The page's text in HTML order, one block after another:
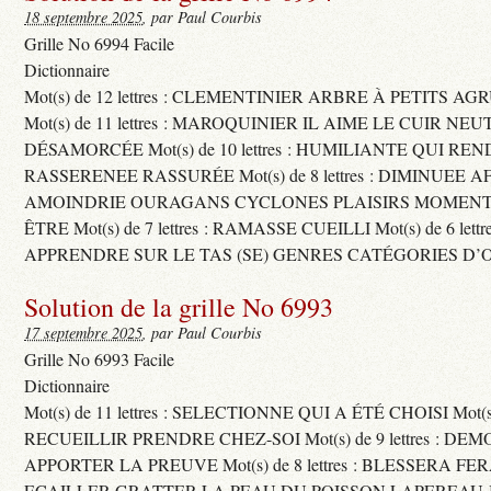
18 septembre 2025, par Paul Courbis
Grille No 6994 Facile
Dictionnaire
Mot(s) de 12 lettres : CLEMENTINIER ARBRE À PETITS
Mot(s) de 11 lettres : MAROQUINIER IL AIME LE CUIR
DÉSAMORCÉE Mot(s) de 10 lettres : HUMILIANTE QUI
RASSERENEE RASSURÉE Mot(s) de 8 lettres : DIMINUEE
AMOINDRIE OURAGANS CYCLONES PLAISIRS
ÊTRE Mot(s) de 7 lettres : RAMASSE CUEILLI Mot(s) de 6
APPRENDRE SUR LE TAS (SE) GENRES CATÉGORIES
Solution de la grille No 6993
17 septembre 2025, par Paul Courbis
Grille No 6993 Facile
Dictionnaire
Mot(s) de 11 lettres : SELECTIONNE QUI A ÉTÉ CHOISI
RECUEILLIR PRENDRE CHEZ-SOI Mot(s) de 9 lettres :
APPORTER LA PREUVE Mot(s) de 8 lettres : BLESSERA